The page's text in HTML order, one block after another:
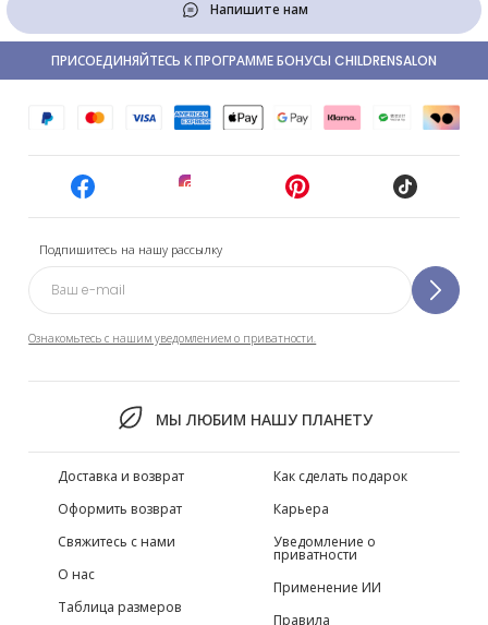
Напишите нам
Подпишитесь на нашу рассылку
Ознакомьтесь с нашим уведомлением о приватности.
МЫ ЛЮБИМ НАШУ ПЛАНЕТУ
ПРИСОЕДИНЯЙТЕСЬ К ПРОГРАММЕ БОНУСЫ CHILDRENSALON
Доставка и возврат
Оформить возврат
Свяжитесь с нами
О нас
Таблица размеров
Как сделать подарок
Карьера
Уведомление о
приватности
Применение ИИ
Правила